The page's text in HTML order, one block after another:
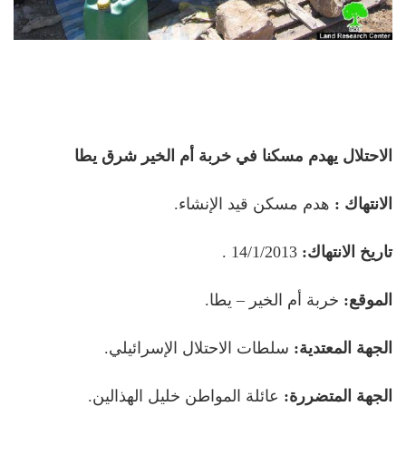
الاحتلال يهدم مسكنا في خربة أم الخير شرق يطا
الانتهاك : هدم مسكن قيد الإنشاء.
تاريخ الانتهاك:
الموقع: خربة أم الخير – يطا.
الجهة المعتدية: سلطات الاحتلال الإسرائيلي.
الجهة المتضررة: عائلة المواطن خليل الهذالين.